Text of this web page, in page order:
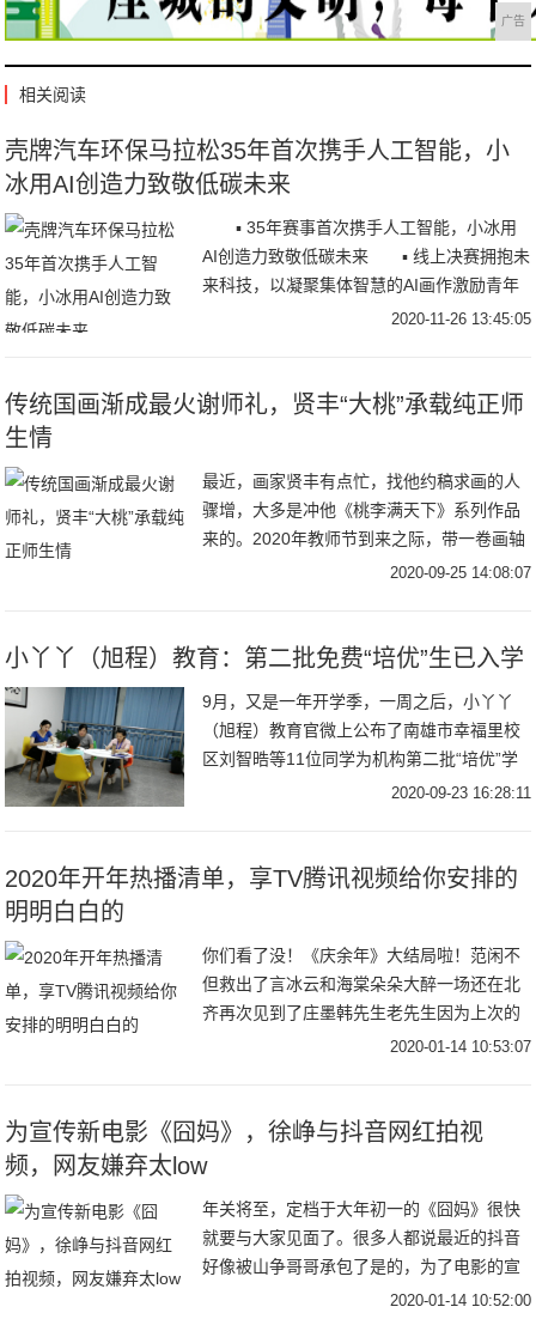
广告
相关阅读
壳牌汽车环保马拉松35年首次携手人工智能，小
冰用AI创造力致敬低碳未来
▪ 35年赛事首次携手人工智能，小冰用
AI创造力致敬低碳未来 ▪ 线上决赛拥抱未
来科技，以凝聚集体智慧的AI画作激励青年
学子持续创新 11月25日，202020-11-26 13:45:05
传统国画渐成最火谢师礼，贤丰“大桃”承载纯正师
生情
最近，画家贤丰有点忙，找他约稿求画的人
骤增，大多是冲他《桃李满天下》系列作品
来的。2020年教师节到来之际，带一卷画轴
拜访恩师，将典雅脱俗、寓意纯正的传统国
2020-09-25 14:08:07
小丫丫（旭程）教育：第二批免费“培优”生已入学
9月，又是一年开学季，一周之后，小丫丫
（旭程）教育官微上公布了南雄市幸福里校
区刘智晧等11位同学为机构第二批“培优”学
生，将免费享受一年的课程全面提升以及对
2020-09-23 16:28:11
2020年开年热播清单，享TV腾讯视频给你安排的
明明白白的
你们看了没！《庆余年》大结局啦！范闲不
但救出了言冰云和海棠朵朵大醉一场还在北
齐再次见到了庄墨韩先生老先生因为上次的
陷害耿耿于怀正在为范闲的诗集作释而上杉
2020-01-14 10:53:07
为宣传新电影《囧妈》，徐峥与抖音网红拍视
频，网友嫌弃太low
年关将至，定档于大年初一的《囧妈》很快
就要与大家见面了。很多人都说最近的抖音
好像被山争哥哥承包了是的，为了电影的宣
传，徐峥都到抖音营业了，和很多抖音头部
2020-01-14 10:52:00